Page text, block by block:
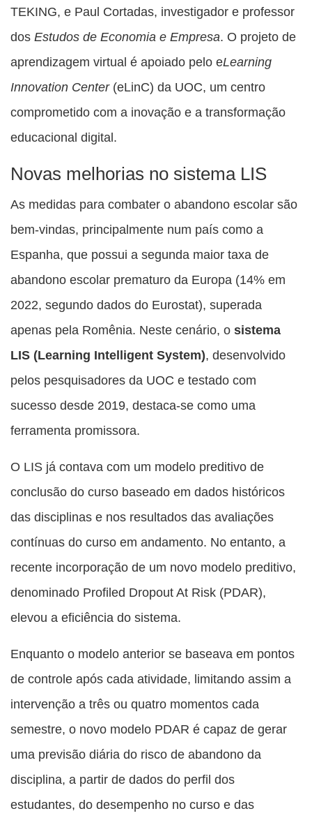
TEKING, e Paul Cortadas, investigador e professor
dos Estudos de Economia e Empresa. O projeto de
aprendizagem virtual é apoiado pelo eLearning
Innovation Center(eLinC) da UOC, um centro
comprometido com a inovação e a transformação
educacional digital.
Novas melhorias no sistema LIS
As medidas para combater o abandono escolar são
bem-vindas, principalmente num país como a
Espanha, que possui a segunda maior taxa de
abandono escolar prematuro da Europa (14% em
2022, segundo dados do Eurostat), superada
apenas pela Romênia. Neste cenário, o sistema
LIS (Learning Intelligent System), desenvolvido
pelos pesquisadores da UOC e testado com
sucesso desde 2019, destaca-se como uma
ferramenta promissora.
O LIS já contava com um modelo preditivo de
conclusão do curso baseado em dados históricos
das disciplinas e nos resultados das avaliações
contínuas do curso em andamento. No entanto, a
recente incorporação de um novo modelo preditivo,
denominado Profiled Dropout At Risk (PDAR),
elevou a eficiência do sistema.
Enquanto o modelo anterior se baseava em pontos
de controle após cada atividade, limitando assim a
intervenção a três ou quatro momentos cada
semestre, o novo modelo PDAR é capaz de gerar
uma previsão diária do risco de abandono da
disciplina, a partir de dados do perfil dos
estudantes, do desempenho no curso e das